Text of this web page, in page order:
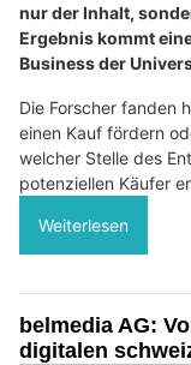
nur der Inhalt,
Ergebnis kommt
Business der
Die Forscher fanden
einen Kauf fördern
welcher Stelle des
potenziellen Käufer
Weiterlesen
belmedia AG:
digitalen